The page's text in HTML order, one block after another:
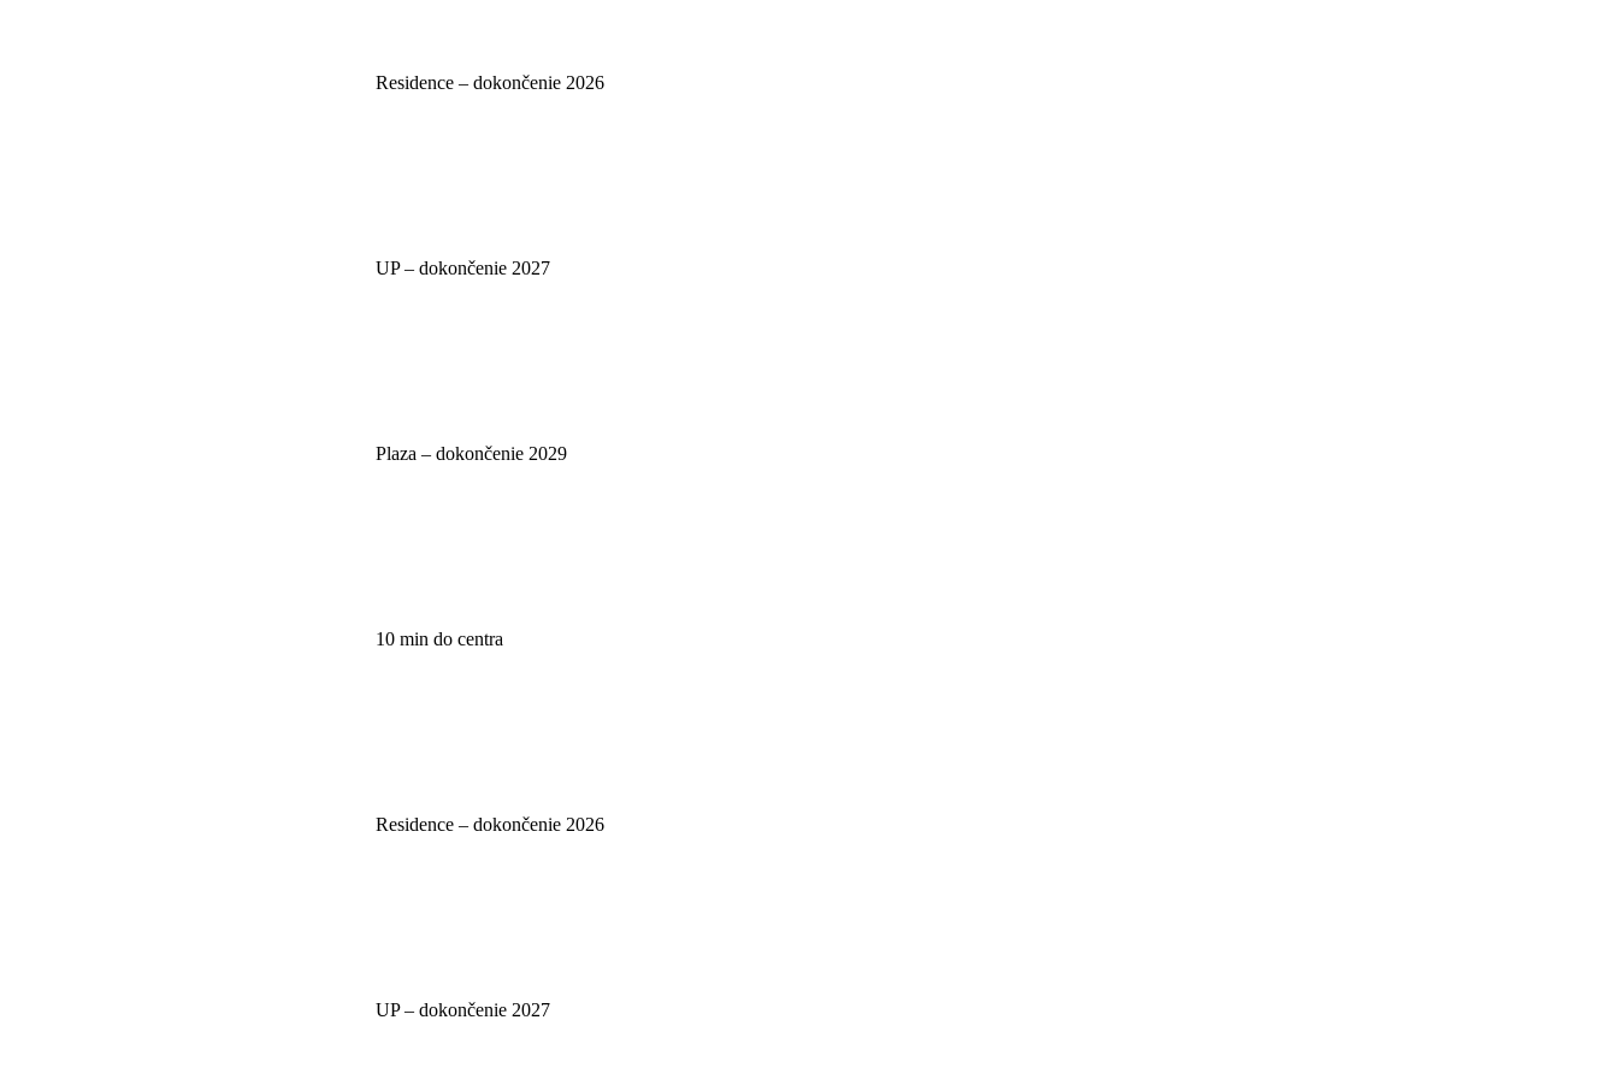
Residence – dokončenie 2026
UP – dokončenie 2027
Plaza – dokončenie 2029
10 min do centra
Residence – dokončenie 2026
UP – dokončenie 2027